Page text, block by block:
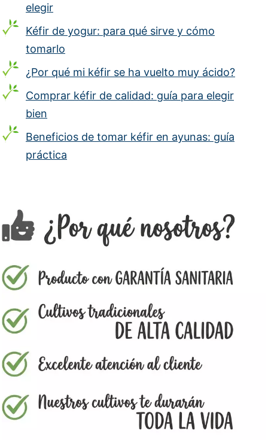
elegir
Kéfir de yogur: para qué sirve y cómo
tomarlo
¿Por qué mi kéfir se ha vuelto muy ácido?
Comprar kéfir de calidad: guía para elegir
bien
Beneficios de tomar kéfir en ayunas: guía
práctica